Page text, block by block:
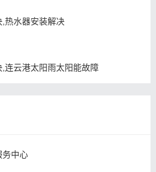
热水器安装解决
连云港太阳雨太阳能故障
务中心